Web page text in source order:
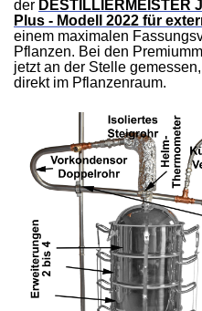
der DESTILLIERMEISTER
Plus - Modell 2022 für
einem maximalen
Pflanzen. Bei den
jetzt an der Stelle
direkt im Pflanzenraum.